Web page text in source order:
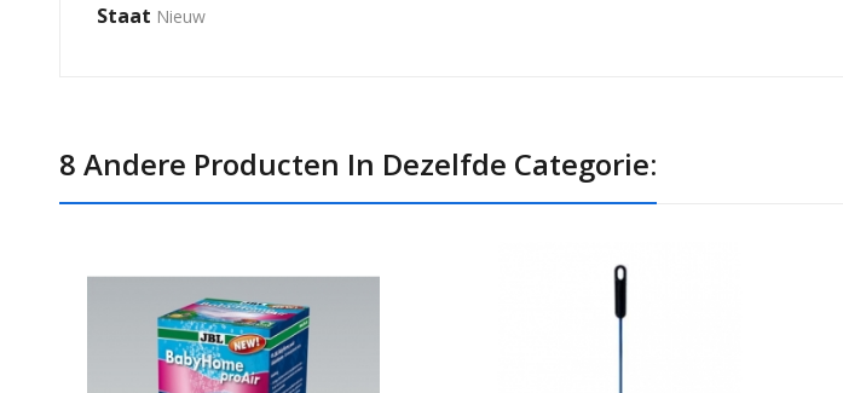
Staat Nieuw
8 Andere Producten In Dezelfde Categorie: